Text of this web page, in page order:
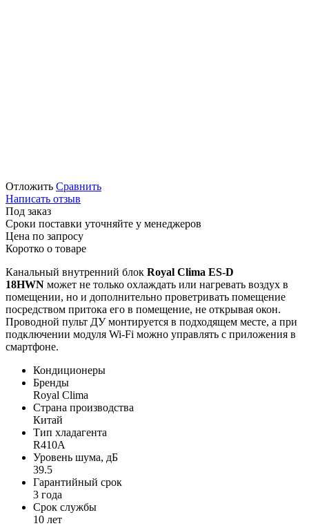
Отложить Сравнить
Написать отзыв
Под заказ
Сроки поставки уточняйте у менеджеров
Цена по запросу
Коротко о товаре
Канальный внутренний блок Royal Clima ES-D
18HWN может не только охлаждать или нагревать воздух в
помещении, но и дополнительно проветривать помещение
посредством притока его в помещение, не открывая окон.
Проводной пульт ДУ монтируется в подходящем месте, а при
подключении модуля Wi-Fi можно управлять с приложения в
смартфоне.
Кондиционеры
Бренды
Royal Clima
Страна производства
Китай
Тип хладагента
R410A
Уровень шума, дБ
39.5
Гарантийный срок
3 года
Срок службы
10 лет